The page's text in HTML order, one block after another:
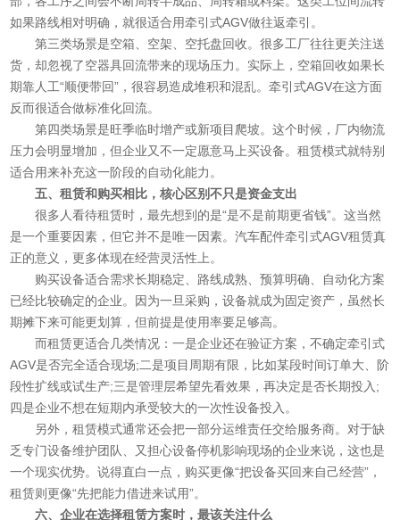
如果路线相对明确，就很适合用牵引式AGV做往返牵引。
第三类场景是空箱、空架、空托盘回收。很多工厂往往更关注送
货，却忽视了空器具回流带来的现场压力。实际上，空箱回收如果长
期靠人工“顺便带回”，很容易造成堆积和混乱。牵引式AGV在这方面
反而很适合做标准化回流。
第四类场景是旺季临时增产或新项目爬坡。这个时候，厂内物流
压力会明显增加，但企业又不一定愿意马上买设备。租赁模式就特别
适合用来补充这一阶段的自动化能力。
五、租赁和购买相比，核心区别不只是资金支出
很多人看待租赁时，最先想到的是“是不是前期更省钱”。这当然
是一个重要因素，但它并不是唯一因素。汽车配件牵引式AGV租赁真
正的意义，更多体现在经营灵活性上。
购买设备适合需求长期稳定、路线成熟、预算明确、自动化方案
已经比较确定的企业。因为一旦采购，设备就成为固定资产，虽然长
期摊下来可能更划算，但前提是使用率要足够高。
而租赁更适合几类情况：一是企业还在验证方案，不确定牵引式
AGV是否完全适合现场;二是项目周期有限，比如某段时间订单大、阶
段性扩线或试生产;三是管理层希望先看效果，再决定是否长期投入;
四是企业不想在短期内承受较大的一次性设备投入。
另外，租赁模式通常还会把一部分运维责任交给服务商。对于缺
乏专门设备维护团队、又担心设备停机影响现场的企业来说，这也是
一个现实优势。说得直白一点，购买更像“把设备买回来自己经营”，
租赁则更像“先把能力借进来试用”。
六、企业在选择租赁方案时，最该关注什么